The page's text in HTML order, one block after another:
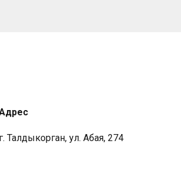
г. Талдыкорган, ул. Абая, 274